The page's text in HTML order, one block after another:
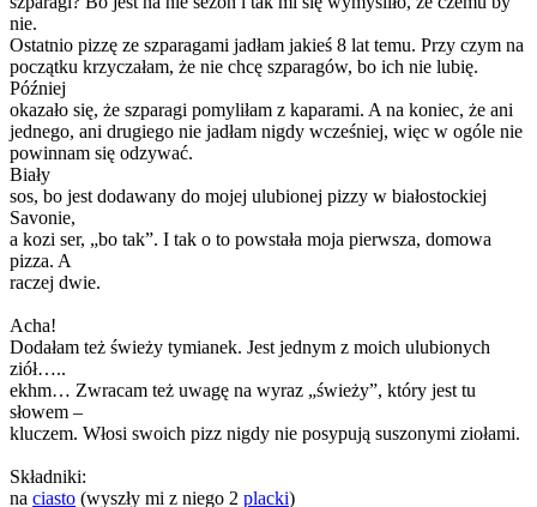
nie.
Ostatnio pizzę ze szparagami jadłam jakieś 8 lat temu. Przy czym na
początku krzyczałam, że nie chcę szparagów, bo ich nie lubię.
Później
okazało się, że szparagi pomyliłam z kaparami. A na koniec, że ani
jednego, ani drugiego nie jadłam nigdy wcześniej, więc w ogóle nie
powinnam się odzywać.
Biały
sos, bo jest dodawany do mojej ulubionej pizzy w białostockiej
Savonie,
a kozi ser, „bo tak”. I tak o to powstała moja pierwsza, domowa
pizza. A
raczej dwie.
Acha!
Dodałam też świeży tymianek. Jest jednym z moich ulubionych
ziół…..
ekhm… Zwracam też uwagę na wyraz „świeży”, który jest tu
słowem –
kluczem. Włosi swoich pizz nigdy nie posypują suszonymi ziołami.
Składniki:
na ciasto (wyszły mi z niego 2 placki)